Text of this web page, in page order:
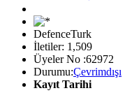
DefenceTurk
İletiler: 1,509
Üyeler No :62972
Durumu:Çevrimdışı
Kayıt Tarihi